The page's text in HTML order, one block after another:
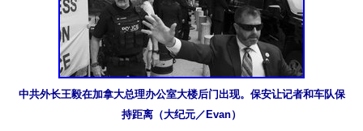
中共外长王毅在加拿大总理办公室大楼后门出现。保安让记者和车队保
持距离（大纪元／Evan）